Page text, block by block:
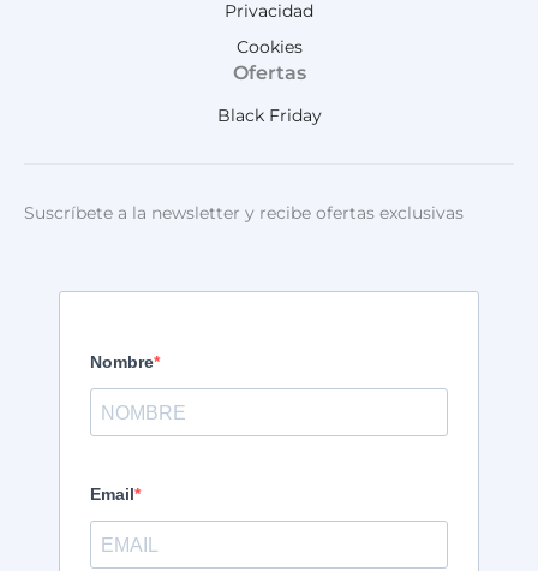
Privacidad
Cookies
Ofertas
Black Friday
Suscríbete a la newsletter y recibe ofertas exclusivas